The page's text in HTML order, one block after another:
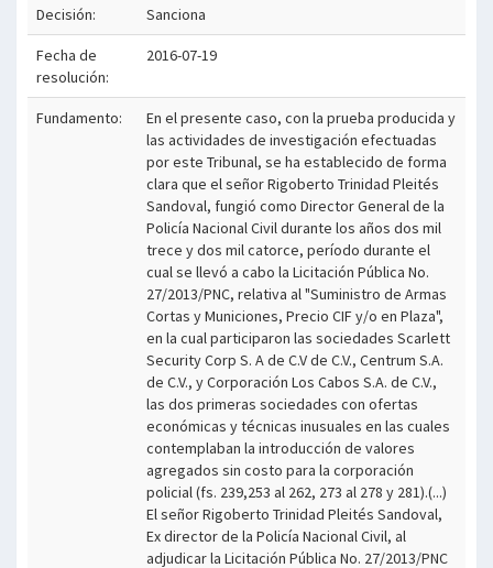
Decisión: Sanciona
Fecha de
resolución:
2016-07-19
Fundamento:
En el presente caso, con la prueba producida y
las actividades de investigación efectuadas
por este Tribunal, se ha establecido de forma
clara que el señor Rigoberto Trinidad Pleités
Sandoval, fungió como Director General de la
Policía Nacional Civil durante los años dos mil
trece y dos mil catorce, período durante el
cual se llevó a cabo la Licitación Pública No.
27/2013/PNC, relativa al "Suministro de Armas
Cortas y Municiones, Precio CIF y/o en Plaza",
en la cual participaron las sociedades Scarlett
Security Corp S. A de C.V de C.V., Centrum S.A.
de C.V., y Corporación Los Cabos S.A. de C.V.,
las dos primeras sociedades con ofertas
económicas y técnicas inusuales en las cuales
contemplaban la introducción de valores
agregados sin costo para la corporación
policial (fs. 239,253 al 262, 273 al 278 y 281).(...)
El señor Rigoberto Trinidad Pleités Sandoval,
Ex director de la Policía Nacional Civil, al
adjudicar la Licitación Pública No. 27/2013/PNC